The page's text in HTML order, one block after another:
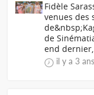
Fidèle
venues des
de
end
il y a 3 ans